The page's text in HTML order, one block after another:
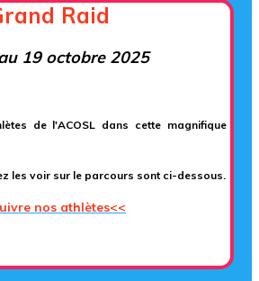
Raid
19 octobre 2025
de l'ACOSL dans cette magnifique
les voir sur le parcours sont ci-dessous.
nos athlètes<<